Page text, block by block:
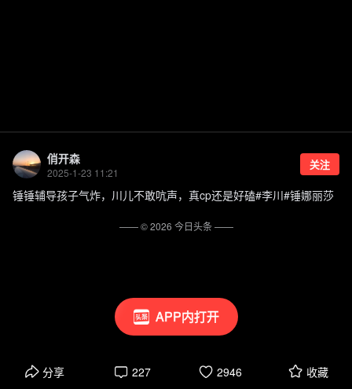
APP内打开
俏开森
2025-1-23 11:21
关注
锤锤辅导孩子气炸，川儿不敢吭声，真cp还是好磕#李川#锤娜丽莎
分享 227 2946 收藏
—— ©2026 今日头条——